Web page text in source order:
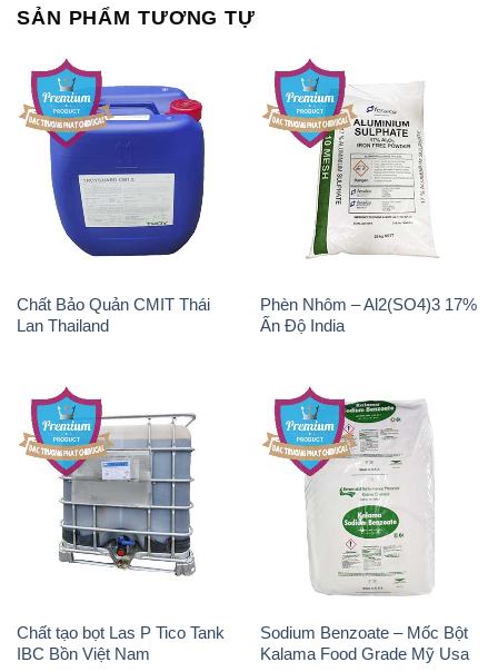
Chất Bảo Quản CMIT Thái
Lan Thailand
Phèn Nhôm – Al2(SO4)3 17%
Ấn Độ India
Chất tạo bọt Las P Tico Tank
IBC Bồn Việt Nam
Sodium Benzoate – Mốc Bột
Kalama Food Grade Mỹ Usa